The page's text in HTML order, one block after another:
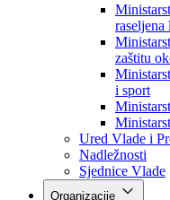
zaštitu
i sport
Ured Vlade i